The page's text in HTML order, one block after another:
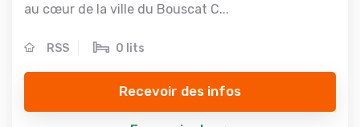
au cœur de la ville du Bouscat C...
RSS 0 lits
Recevoir des infos